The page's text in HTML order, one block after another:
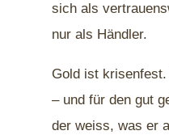
sich als
nur als Händler.
Gold ist krisenfest.
– und für den gut
der weiss, was er